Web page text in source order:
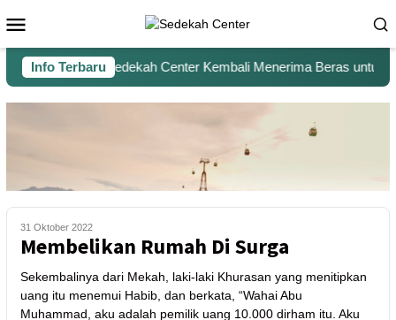
Info TerbaruSedekah Center Kembali Menerima Beras untuk
31 Oktober 2022
Membelikan Rumah Di Surga
Sekembalinya dari Mekah, laki-laki Khurasan yang menitipkan
uang itu menemui Habib, dan berkata, “Wahai Abu
Muhammad, aku adalah pemilik uang 10.000 dirham itu. Aku